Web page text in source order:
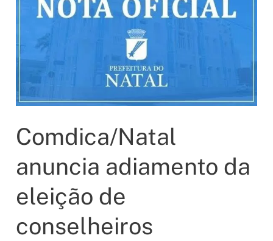
Comdica/Natal
anuncia adiamento da
eleição de
conselheiros